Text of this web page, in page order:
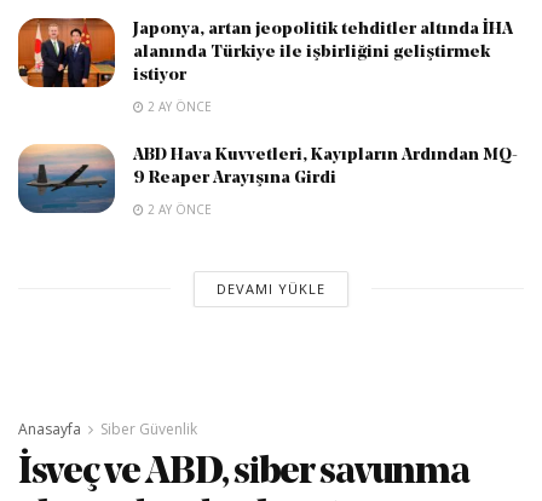
Japonya, artan jeopolitik tehditler altında İHA
alanında Türkiye ile işbirliğini geliştirmek
istiyor
2 AY ÖNCE
ABD Hava Kuvvetleri, Kayıpların Ardından MQ-
9 Reaper Arayışına Girdi
2 AY ÖNCE
DEVAMI YÜKLE
Anasayfa Siber Güvenlik
İsveç ve ABD, siber savunma